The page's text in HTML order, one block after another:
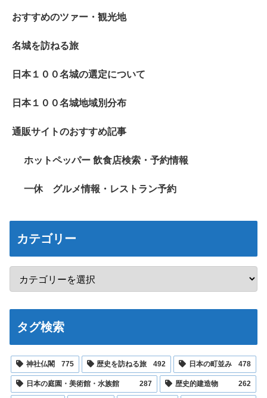
おすすめのツァー・観光地
名城を訪ねる旅
日本１００名城の選定について
日本１００名城地域別分布
通販サイトのおすすめ記事
ホットペッパー 飲食店検索・予約情報
一休 グルメ情報・レストラン予約
カテゴリー
タグ検索
神社仏閣 775 歴史を訪ねる旅 492 日本の町並み 478
日本の庭園・美術館・水族館 287 歴史的建造物 262